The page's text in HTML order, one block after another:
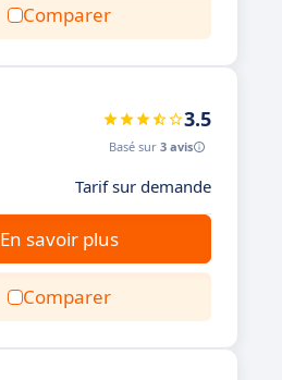
Comparer
3.5
Basé sur 3 avis
Tarif sur demande
En savoir plus
Comparer